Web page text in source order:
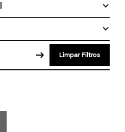
Limpar Filtros